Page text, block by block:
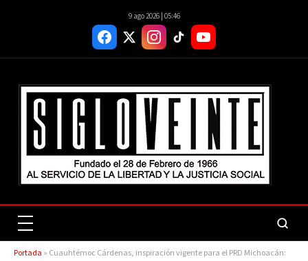
9 ago 2026 | 05:46
Portada » Cuauhtémoc Cárdenas, inspiración vigente para el PRD Michoacán: